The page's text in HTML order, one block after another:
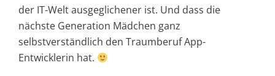
der IT-Welt ausgeglichener ist. Und dass die
nächste Generation Mädchen ganz
selbstverständlich den Traumberuf App-
Entwicklerin hat.